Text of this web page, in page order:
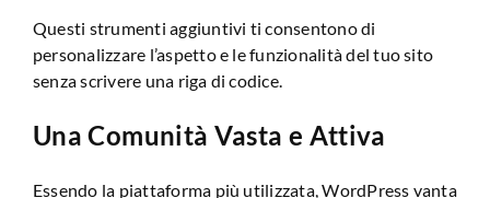
Questi strumenti aggiuntivi ti consentono di
personalizzare l’aspetto e le funzionalità del tuo sito
senza scrivere una riga di codice.
Una Comunità Vasta e Attiva
Essendo la piattaforma più utilizzata, WordPress vanta